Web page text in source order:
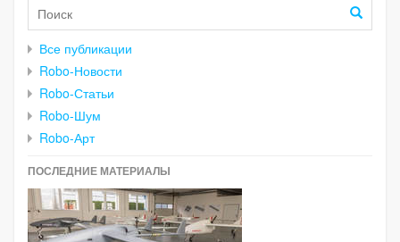
Все публикации
Robo-Новости
Robo-Статьи
Robo-Шум
Robo-Арт
ПОСЛЕДНИЕ МАТЕРИАЛЫ